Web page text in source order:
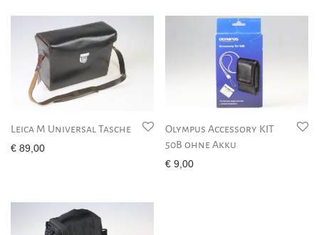
Leica M Universal Tasche
€ 89,00
Olympus Accessory KIT
50B ohne Akku
€ 9,00